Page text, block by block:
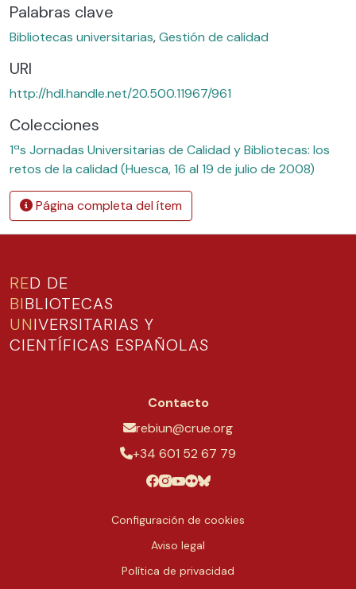
Palabras clave
Bibliotecas universitarias,Gestión de calidad
URI
http://hdl.handle.net/20.500.11967/961
Colecciones
1ªs Jornadas Universitarias de Calidad y Bibliotecas: los
retos de la calidad (Huesca, 16 al 19 de julio de 2008)
Página completa del ítem
RED DE
BIBLIOTECAS
UNIVERSITARIAS Y
CIENTÍFICAS ESPAÑOLAS
Contacto
rebiun@crue.org
+34 601 52 67 79
Configuración de cookies
Aviso legal
Política de privacidad